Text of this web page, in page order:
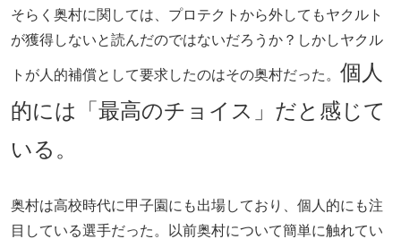
そらく奥村に関しては、プロテクトから外してもヤクルト
が獲得しないと読んだのではないだろうか？しかしヤクル
トが人的補償として要求したのはその奥村だった。 個人
的には「最高のチョイス」だと感じて
いる。
奥村は高校時代に甲子園にも出場しており、個人的にも注
目している選手だった。以前奥村について簡単に触れてい